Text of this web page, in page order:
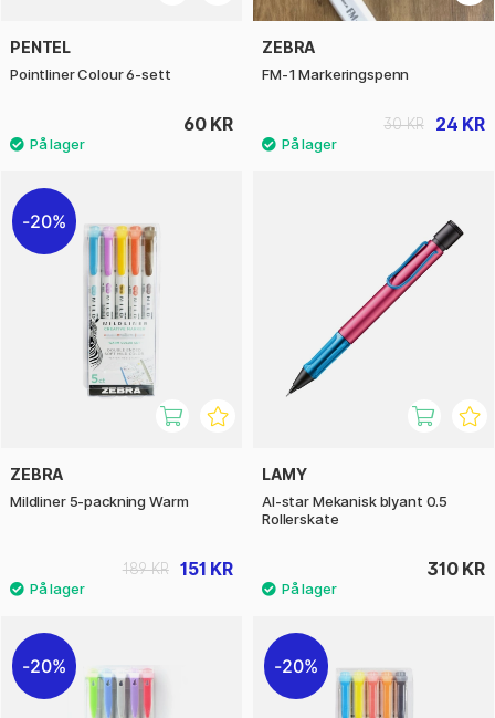
PENTEL
Pointliner Colour 6-sett
60 KR
ZEBRA
FM-1 Markeringspenn
24 KR
30 KR
20%
ZEBRA
Mildliner 5-packning Warm
151 KR
189 KR
LAMY
Al-star Mekanisk blyant 0.5
Rollerskate
310 KR
20% 20%